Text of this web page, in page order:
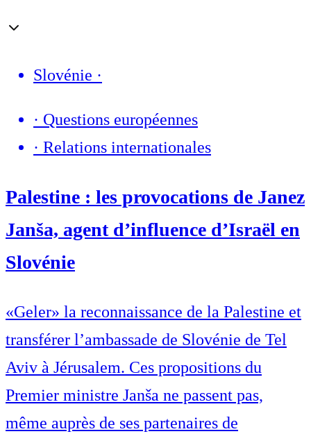
Slovénie ·
· Questions européennes
· Relations internationales
Palestine : les provocations de Janez
Janša, agent d’influence d’Israël en
Slovénie
«Geler» la reconnaissance de la Palestine et
transférer l’ambassade de Slovénie de Tel
Aviv à Jérusalem. Ces propositions du
Premier ministre Janša ne passent pas,
même auprès de ses partenaires de